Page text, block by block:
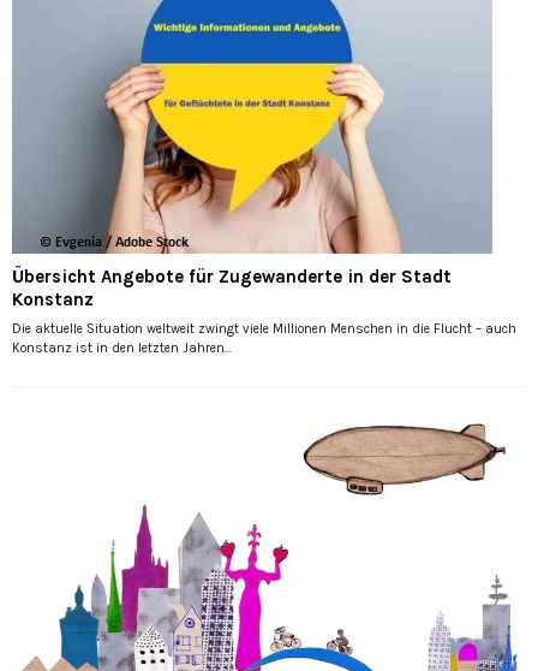
Übersicht Angebote für Zugewanderte in der Stadt
Konstanz
Die aktuelle Situation weltweit zwingt viele Millionen Menschen in die Flucht – auch
Konstanz ist in den letzten Jahren...